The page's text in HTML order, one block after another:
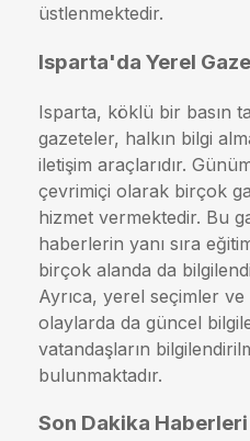
üstlenmektedir.
Isparta'da Yerel
Isparta, köklü bir basın
gazeteler, halkın bilgi
iletişim araçlarıdır.
çevrimiçi olarak birçok
hizmet vermektedir. Bu
haberlerin yanı sıra
birçok alanda da
Ayrıca, yerel seçimler
olaylarda da güncel
vatandaşların
bulunmaktadır.
Son Dakika Haberleri